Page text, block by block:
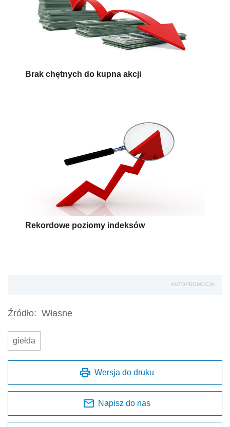
Brak chętnych do kupna akcji
Rekordowe poziomy indeksów
AUTOPROMOCJA
Źródło: Własne
giełda
Wersja do druku
Napisz do nas